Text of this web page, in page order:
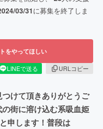
03/31に募集を終了しま
をやってほしい
LINEで送る
URLコピー
けて頂きありがとうご
街に溶け込む系吸血姫
申します！普段は